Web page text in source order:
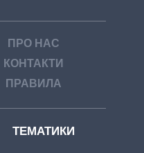
ПРО НАС
КОНТАКТИ
ПРАВИЛА
ТЕМАТИКИ